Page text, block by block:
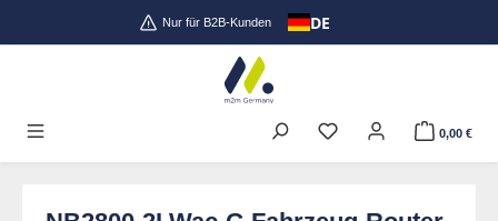
Zum Hauptinhalt springenNur für B2B-Kunden DE
0,00 €